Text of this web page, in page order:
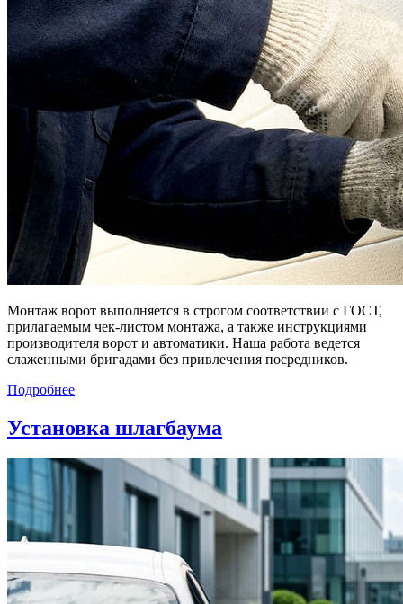
Монтаж ворот выполняется в строгом соответствии с ГОСТ,
прилагаемым чек-листом монтажа, а также инструкциями
производителя ворот и автоматики. Наша работа ведется
слаженными бригадами без привлечения посредников.
Подробнее
Установка шлагбаума